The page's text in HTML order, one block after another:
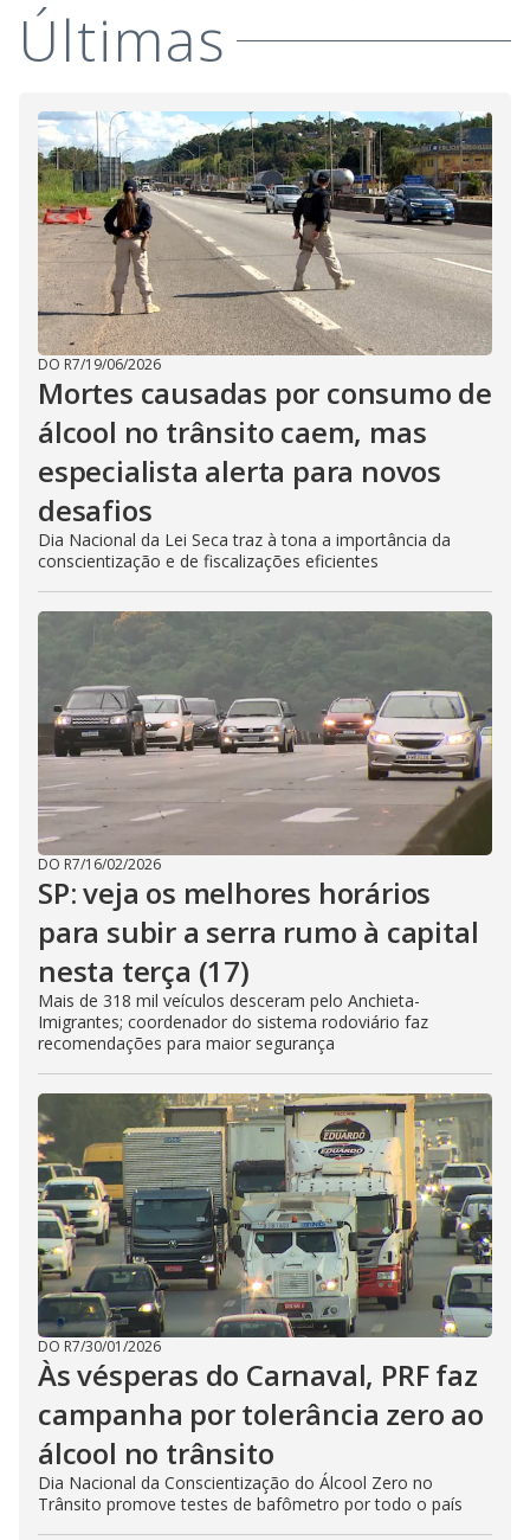
Últimas
DO R7/19/06/2026
Mortes causadas por consumo de
álcool no trânsito caem, mas
especialista alerta para novos
desafios
Dia Nacional da Lei Seca traz à tona a importância da
conscientização e de fiscalizações eficientes
DO R7/16/02/2026
SP: veja os melhores horários
para subir a serra rumo à capital
nesta terça (17)
Mais de 318 mil veículos desceram pelo Anchieta-
Imigrantes; coordenador do sistema rodoviário faz
recomendações para maior segurança
DO R7/30/01/2026
Às vésperas do Carnaval, PRF faz
campanha por tolerância zero ao
álcool no trânsito
Dia Nacional da Conscientização do Álcool Zero no
Trânsito promove testes de bafômetro por todo o país